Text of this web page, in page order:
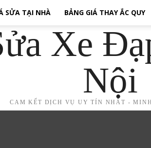
SỬA TẠI NHÀ BẢNG GIÁ THAY ẮC QUY
Xe
Nội
CAM KẾT DỊCH VỤ UY TÍN NHẤT -